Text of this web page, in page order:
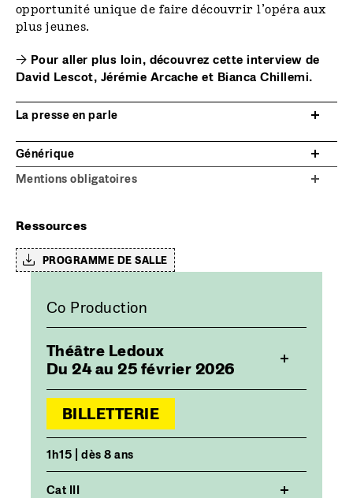
opportunité unique de faire découvrir l’opéra aux
plus jeunes.
→ Pour aller plus loin, découvrez cette interview de
David Lescot, Jérémie Arcache et Bianca Chillemi.
La presse en parle
Générique
Mentions obligatoires
Ressources
PROGRAMME DE SALLE
Co Production
Théâtre Ledoux
Du 24 au 25 février 2026
BILLETTERIE
1h15 | dès 8 ans
Cat III